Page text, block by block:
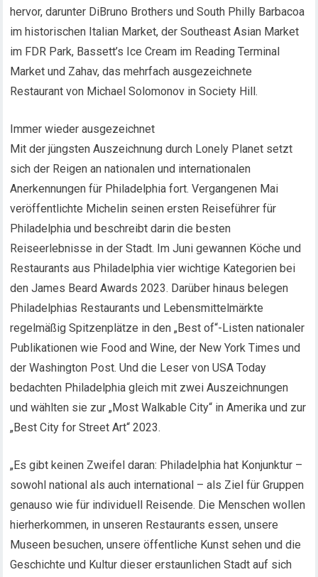
hervor, darunter DiBruno Brothers und South Philly Barbacoa
im historischen Italian Market, der Southeast Asian Market
im FDR Park, Bassett’s Ice Cream im Reading Terminal
Market und Zahav, das mehrfach ausgezeichnete
Restaurant von Michael Solomonov in Society Hill.
Immer wieder ausgezeichnet
Mit der jüngsten Auszeichnung durch Lonely Planet setzt
sich der Reigen an nationalen und internationalen
Anerkennungen für Philadelphia fort. Vergangenen Mai
veröffentlichte Michelin seinen ersten Reiseführer für
Philadelphia und beschreibt darin die besten
Reiseerlebnisse in der Stadt. Im Juni gewannen Köche und
Restaurants aus Philadelphia vier wichtige Kategorien bei
den James Beard Awards 2023. Darüber hinaus belegen
Philadelphias Restaurants und Lebensmittelmärkte
regelmäßig Spitzenplätze in den „Best of“-Listen nationaler
Publikationen wie Food and Wine, der New York Times und
der Washington Post. Und die Leser von USA Today
bedachten Philadelphia gleich mit zwei Auszeichnungen
und wählten sie zur „Most Walkable City“ in Amerika und zur
„Best City for Street Art“ 2023.
„Es gibt keinen Zweifel daran: Philadelphia hat Konjunktur –
sowohl national als auch international – als Ziel für Gruppen
genauso wie für individuell Reisende. Die Menschen wollen
hierherkommen, in unseren Restaurants essen, unsere
Museen besuchen, unsere öffentliche Kunst sehen und die
Geschichte und Kultur dieser erstaunlichen Stadt auf sich